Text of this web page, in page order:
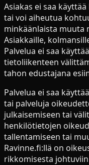
Asiakas ei saa
tai voi aiheutua
minkäänlaista muuta
Asiakkaille,
Palvelua ei saa
tietoliikenteen
tahon edustajana
Palvelua ei saa
tai palveluja
julkaisemiseen tai
henkilötietojen
tallentamiseen tai
Ravinne.fi:llä on
rikkomisesta